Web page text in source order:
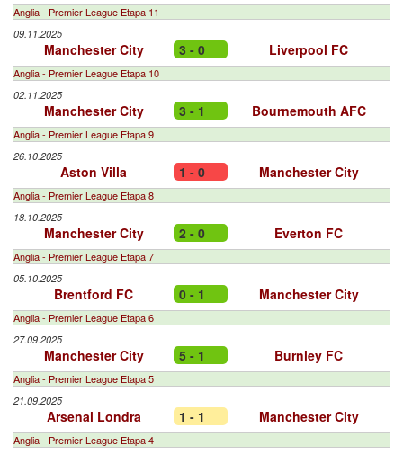
Anglia - Premier League Etapa 11
09.11.2025
Manchester City 3 - 0 Liverpool FC
Anglia - Premier League Etapa 10
02.11.2025
Manchester City 3 - 1 Bournemouth AFC
Anglia - Premier League Etapa 9
26.10.2025
Aston Villa 1 - 0 Manchester City
Anglia - Premier League Etapa 8
18.10.2025
Manchester City 2 - 0 Everton FC
Anglia - Premier League Etapa 7
05.10.2025
Brentford FC 0 - 1 Manchester City
Anglia - Premier League Etapa 6
27.09.2025
Manchester City 5 - 1 Burnley FC
Anglia - Premier League Etapa 5
21.09.2025
Arsenal Londra 1 - 1 Manchester City
Anglia - Premier League Etapa 4